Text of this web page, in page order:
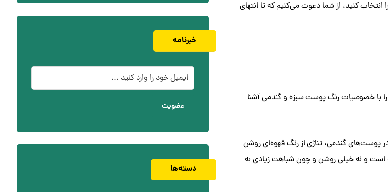
کنید، از شما دعوت می‌کنیم که تا انتهای
را با خصوصیات رنگ پوست سبزه و گندمی آشنا
گندمی، تناژی از رنگ قهوه‌ای روشن
است و نه خیلی روشن و چون شباهت زیادی به
خبرنامه
عضویت
دسته‌ها